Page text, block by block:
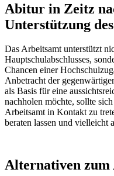
Abitur in Zeitz
Unterstützung
Das Arbeitsamt unterstützt
Hauptschulabschlusses,
Chancen einer
Anbetracht der
als Basis für eine
nachholen möchte, sollte
Arbeitsamt in Kontakt zu
beraten lassen und vielleicht
Alternativen